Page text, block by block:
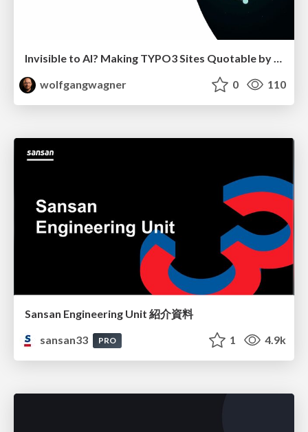
Invisible to AI? Making TYPO3 Sites Quotable by AI Search Systems
wolfgangwagner
0 110
Sansan Engineering Unit 紹介資料
sansan33
PRO 1 4.9k